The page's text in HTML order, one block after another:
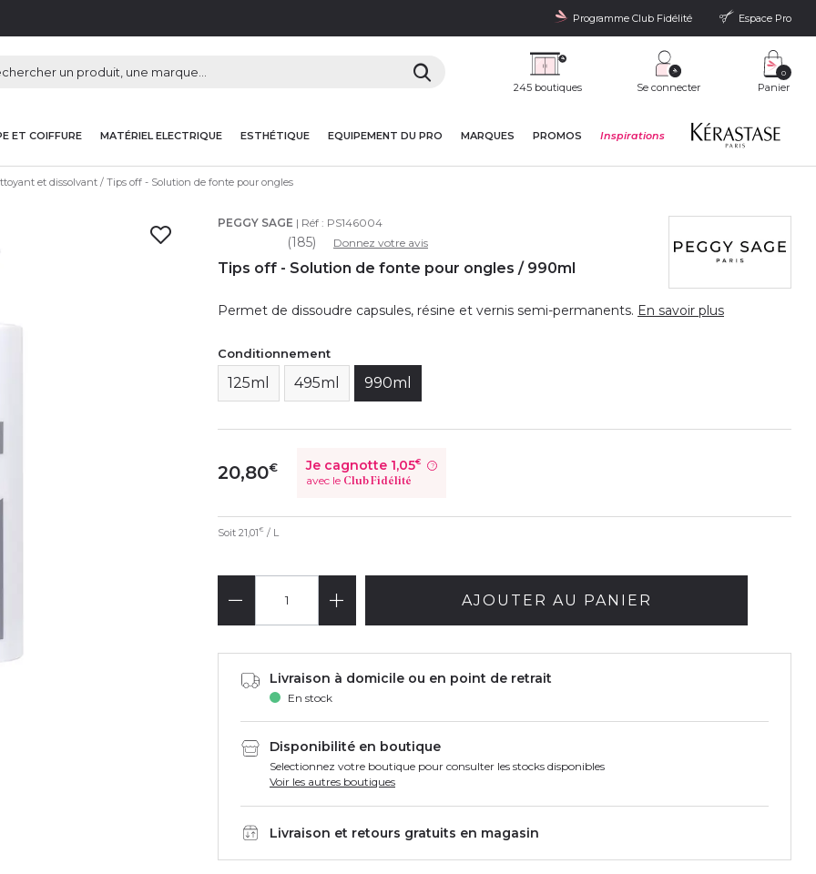
Programme Club Fidélité Espace Pro
245 boutiques Se connecter Panier
0
ET COIFFURE MATÉRIEL ELECTRIQUE ESTHÉTIQUE EQUIPEMENT DU PRO MARQUES PROMOS Inspirations
et dissolvant Tips off - Solution de fonte pour ongles
PEGGY SAGE | Réf : PS146004
(185) Donnez votre avis
Tips off - Solution de fonte pour ongles / 990ml
Permet de dissoudre capsules, résine et vernis semi-permanents. En savoir plus
Conditionnement
125ml 495ml 990ml
20,80€ Je cagnotte 1,05€
avec le Club Fidélité
?
Soit 21,01 € / L
AJOUTER AU PANIER
Livraison à domicile ou en point de retrait
En stock
Disponibilité en boutique
Selectionnez votre boutique pour consulter les stocks disponibles
Voir les autres boutiques
Livraison et retours gratuits en magasin